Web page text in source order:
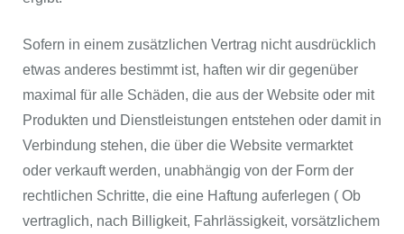
Sofern in einem zusätzlichen Vertrag nicht ausdrücklich
etwas anderes bestimmt ist, haften wir dir gegenüber
maximal für alle Schäden, die aus der Website oder mit
Produkten und Dienstleistungen entstehen oder damit in
Verbindung stehen, die über die Website vermarktet
oder verkauft werden, unabhängig von der Form der
rechtlichen Schritte, die eine Haftung auferlegen ( Ob
vertraglich, nach Billigkeit, Fahrlässigkeit, vorsätzlichem